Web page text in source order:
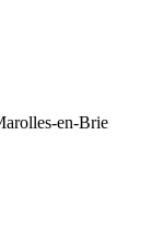
en-Brie